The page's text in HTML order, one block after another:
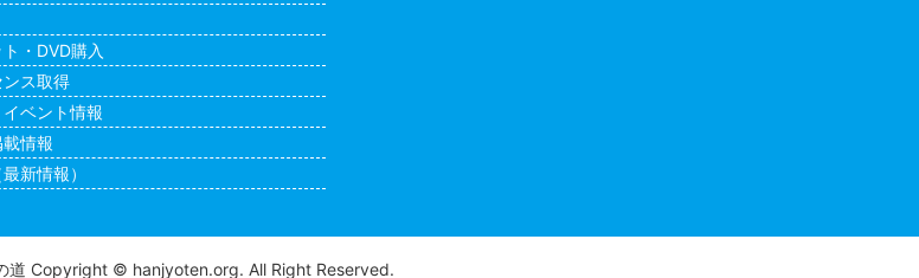
・DVD購入
ス取得
ベント情報
載情報
新情報）
道 Copyright © hanjyoten.org. All Right Reserved.